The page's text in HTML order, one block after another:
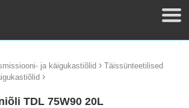
ja käigukastiõlid › Täissünteetilised
›
TDL 75W90 20L